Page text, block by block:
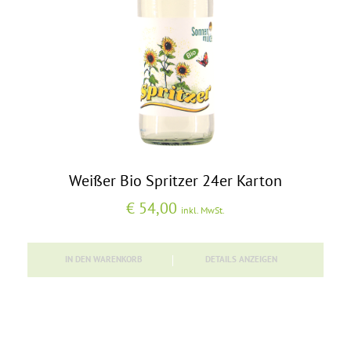
Weißer Bio Spritzer 24er Karton
€54,00 inkl. MwSt.
IN DEN WARENKORB DETAILS ANZEIGEN